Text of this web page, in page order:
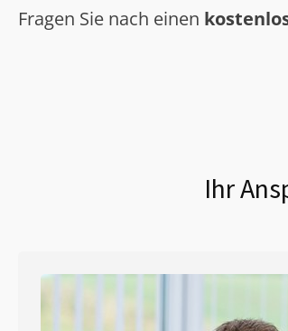
Fragen Sie nach einen
Ihr